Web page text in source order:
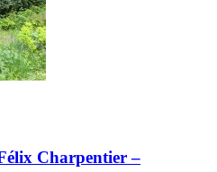
Charpentier –